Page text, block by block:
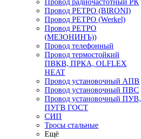
Провод радиочастотный РК
Провод РЕТРО (BIRONI)
Провод РЕТРО (Werkel)
Провод РЕТРО
(МЕЗОНИНЪ))
Провод телефонный
Провод термостойкий
ПВКВ, ПРКА, OLFLEX
HEAT
Провод установочный АПВ
Провод установочный ПВС
Провод установочный ПУВ,
ПУГВ ГОСТ
СИП
Тросы стальные
Ещё